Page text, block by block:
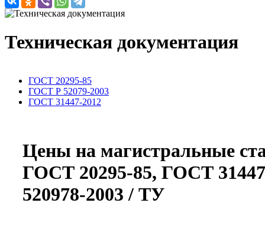
Техническая документация
ГОСТ 20295-85
ГОСТ Р 52079-2003
ГОСТ 31447-2012
Цены на магистральные
ГОСТ 20295-85, ГОСТ
520978-2003 / ТУ